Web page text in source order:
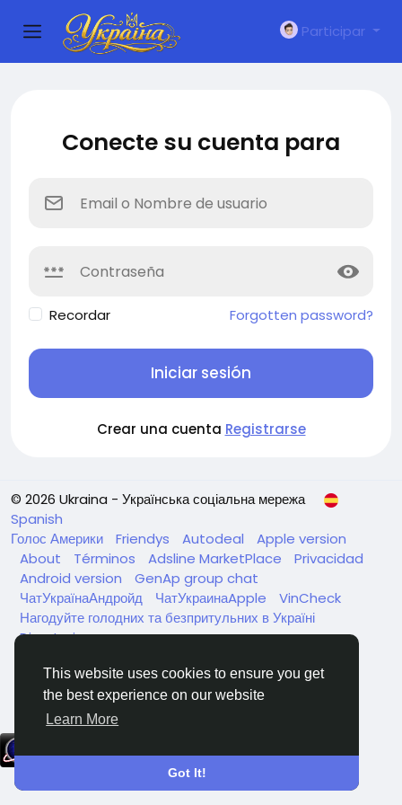
This website uses cookies to ensure you get
the best experience on our website
Learn More
Got It!
Participar
Conecte su cuenta para
Recordar Forgotten password?
Iniciar sesión
Crear una cuenta Registrarse
© 2026 Ukraina - Українська соціальна мережа
Spanish
Голос Америки
Friendys Autodeal
Apple version
About
Términos Adsline MarketPlace
Privacidad
Android version
GenAp group chat
ЧатУкраїнаАндройд
ЧатУкраинаApple
VinCheck
Нагодуйте голодних та безпритульних в Україні
Directorio